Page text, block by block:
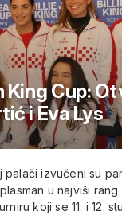
King Cup:
i Eva Lys
palači izvučeni su
u najviši rang
koji se 11. i 12.